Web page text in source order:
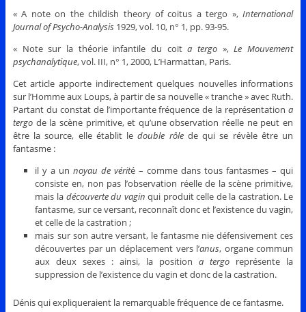
« A note on the childish theory of coitus a tergo »,International
Journal of Psycho-Analysis1929, vol. 10, n° 1, pp. 93-95.
« Note sur la théorie infantile du coïta tergo »,Le Mouvement
psychanalytique, vol. III, n° 1, 2000, L’Harmattan, Paris.
Cet article apporte indirectement quelques nouvelles informations
sur l’Homme aux Loups, à partir de sa nouvelle « tranche » avec Ruth.
Partant du constat de l’importante fréquence de la représentationa
tergode la scène primitive, et qu’une observation réelle ne peut en
être la source, elle établit ledouble rôlede qui se révèle être un
fantasme :
il y a unnoyau de vérité – comme dans tous fantasmes – qui
consiste en, non pas l’observation réelle de la scène primitive,
mais la découverte du vagin qui produit celle de la castration. Le
fantasme, sur ce versant, reconnaît donc et l’existence du vagin,
et celle de la castration ;
mais sur son autre versant, le fantasme nie défensivement ces
découvertes par un déplacement vers l’anus, organe commun
aux deux sexes : ainsi, la positiona tergo représente la
suppression de l’existence du vagin et donc de la castration.
Dénis qui expliqueraient la remarquable fréquence de ce fantasme.